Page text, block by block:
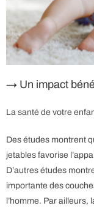
→ Un impact
La santé de votre
Des études montrent
jetables favorise
D’autres études
importante des
l’homme. Par